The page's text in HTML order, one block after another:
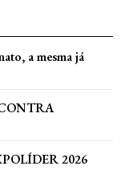
a mesma já
2026